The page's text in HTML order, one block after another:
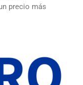
precio más